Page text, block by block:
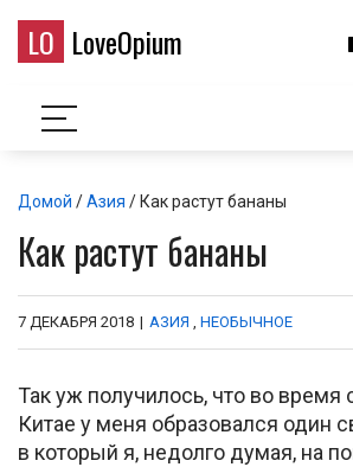
LO LoveOpium
Домой /Азия / Как растут бананы
Как растут бананы
7 ДЕКАБРЯ 2018 | АЗИЯ , НЕОБЫЧНОЕ
Так уж получилось, что во время
Китае у меня образовался один
в который я, недолго думая, на